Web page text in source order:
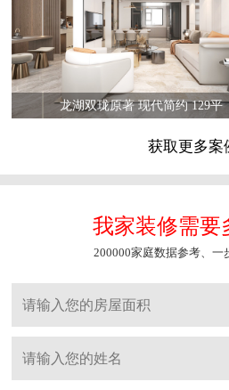
龙湖双珑原著 现代简约 129平
获取更多案
我家装修需要
200000家庭数据参考、一